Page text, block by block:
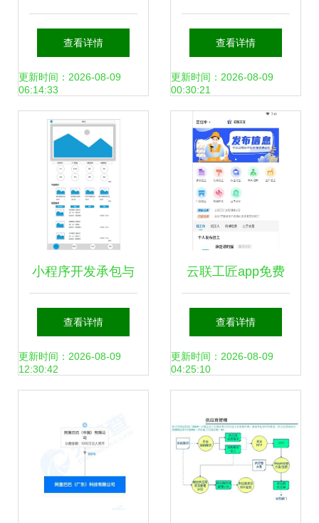
技 便捷高效的软件
外包服务专家
查看详情
更新时间：2026-08-09
06:14:33
未来 外包服务如何
重塑行业格局
查看详情
更新时间：2026-08-09
00:30:21
小程序开发承包与
外包的避坑指南 主
要注意事项全解析
查看详情
更新时间：2026-08-09
12:30:42
云联工匠app免费
下载 云联工匠安卓
最新版v1.0.0下载
查看详情
更新时间：2026-08-09
04:25:10